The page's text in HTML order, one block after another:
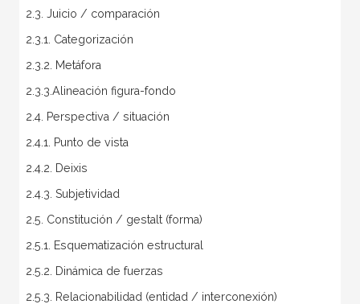
2.3. Juicio / comparación
2.3.1. Categorización
2.3.2. Metáfora
2.3.3.Alineación figura-fondo
2.4. Perspectiva / situación
2.4.1. Punto de vista
2.4.2. Deixis
2.4.3. Subjetividad
2.5. Constitución / gestalt (forma)
2.5.1. Esquematización estructural
2.5.2. Dinámica de fuerzas
2.5.3. Relacionabilidad (entidad / interconexión)